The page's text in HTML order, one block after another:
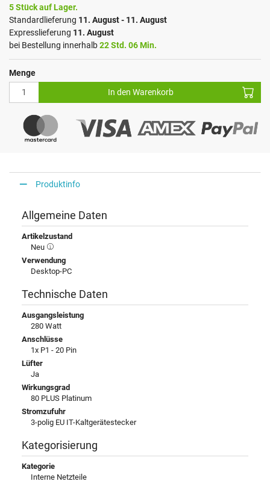
5 Stück auf Lager.
Standardlieferung 11. August - 11. August
Expresslieferung 11. August
bei Bestellung innerhalb22 Std. 06 Min.
Menge
In den Warenkorb
Produktinfo
Allgemeine Daten
Artikelzustand
Neu
Verwendung
Desktop-PC
Technische Daten
Ausgangsleistung
280 Watt
Anschlüsse
1x P1 - 20 Pin
Lüfter
Ja
Wirkungsgrad
80 PLUS Platinum
Stromzufuhr
3-polig EU IT-Kaltgerätestecker
Kategorisierung
Kategorie
Interne Netzteile